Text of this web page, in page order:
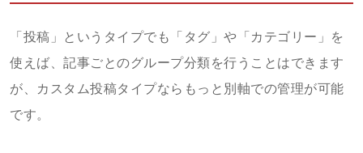
「投稿」というタイプでも「タグ」や「カテゴリー」を
使えば、記事ごとのグループ分類を行うことはできます
が、カスタム投稿タイプならもっと別軸での管理が可能
です。